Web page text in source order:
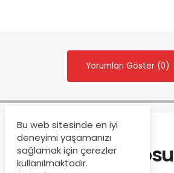
Yorumları Göster (0)
Anasayfa Edebiyat Şiir
Zilzal Manifestosu
Bu web sitesinde en iyi
deneyimi yaşamanızı
sağlamak için çerezler
kullanılmaktadır.